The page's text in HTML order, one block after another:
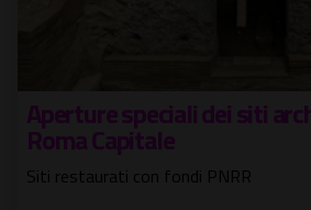
Aperture speciali dei siti
Roma Capitale
Siti restaurati con fondi PNRR